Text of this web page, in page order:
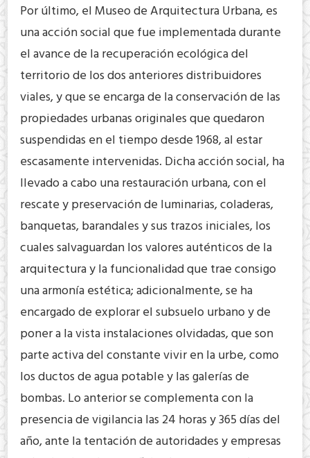
Por último, el Museo de Arquitectura Urbana, es
una acción social que fue implementada durante
el avance de la recuperación ecológica del
territorio de los dos anteriores distribuidores
viales, y que se encarga de la conservación de las
propiedades urbanas originales que quedaron
suspendidas en el tiempo desde 1968, al estar
escasamente intervenidas. Dicha acción social, ha
llevado a cabo una restauración urbana, con el
rescate y preservación de luminarias, coladeras,
banquetas, barandales y sus trazos iniciales, los
cuales salvaguardan los valores auténticos de la
arquitectura y la funcionalidad que trae consigo
una armonía estética; adicionalmente, se ha
encargado de explorar el subsuelo urbano y de
poner a la vista instalaciones olvidadas, que son
parte activa del constante vivir en la urbe, como
los ductos de agua potable y las galerías de
bombas. Lo anterior se complementa con la
presencia de vigilancia las 24 horas y 365 días del
año, ante la tentación de autoridades y empresas